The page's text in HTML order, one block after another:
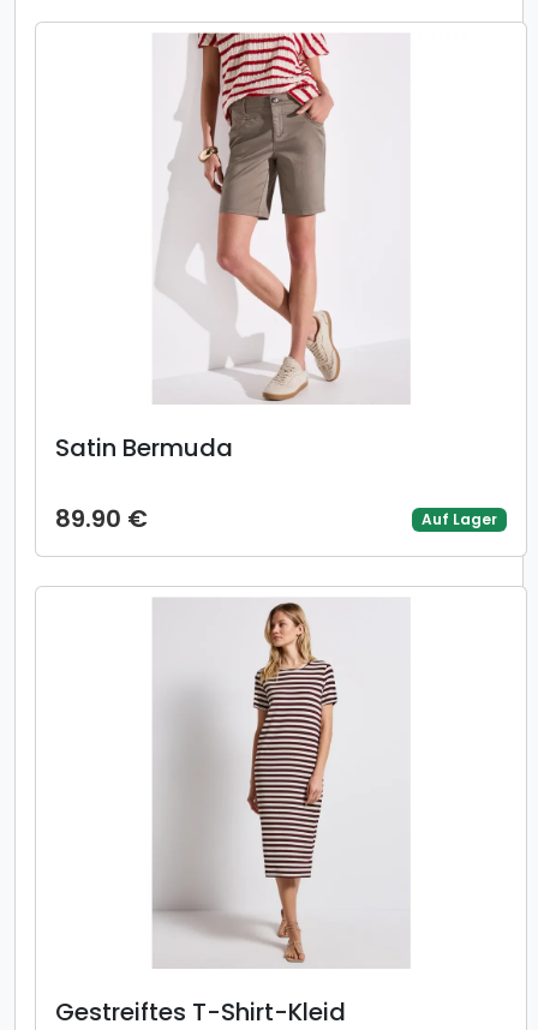
Satin Bermuda
89.90 € Auf Lager
Gestreiftes T-Shirt-Kleid